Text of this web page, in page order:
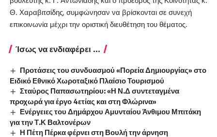
Θ. Χαραβιτσίδης, συμφώνησαν να βρίσκονται σε συνεχή
επικοινωνία μέχρι την οριστική διευθέτηση του θέματος.​
Ίσως να ενδιαφέρει ...
Προτάσεις του συνδυασμού «Πορεία Δημιουργίας» στο
Ειδικό Εθνικό Χωροταξικό Πλαίσιο Τουρισμού
Σταύρος Παπασωτηρίου: «Η Ν.Δ συντεταγμένα
προχωρά για έργο 4ετίας και στη Φλώρινα»
Ενέργειες του Δημάρχου Αμυνταίου Άνθιμου Μπιτάκη
για την Τ.Κ Βαλτονέρων
Η Πέτη Πέρκα φέρνει στη Βουλή την άρνηση